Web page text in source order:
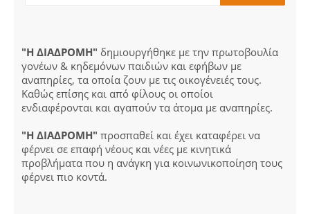
"Η ΔΙΑΔΡΟΜΗ" δημιουργήθηκε με την πρωτοβουλία
γονέων & κηδεμόνων παιδιών και εφήβων με
αναπηρίες, τα οποία ζουν με τις οικογένειές τους.
Καθώς επίσης και από φίλους οι οποίοι
ενδιαφέρονται και αγαπούν τα άτομα με αναπηρίες.
"Η ΔΙΑΔΡΟΜΗ" προσπαθεί και έχει καταφέρει να
φέρνει σε επαφή νέους και νέες με κινητικά
προβλήματα που η ανάγκη για κοινωνικοποίηση τους
φέρνει πιο κοντά.